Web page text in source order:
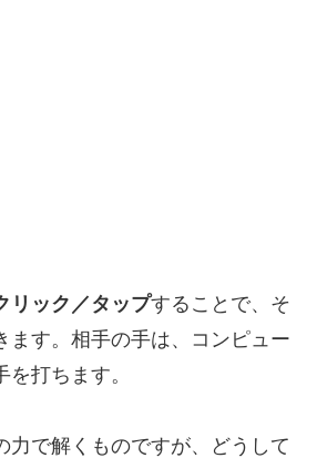
リック／タップすることで、そ
ます。相手の手は、コンピュー
打ちます。
力で解くものですが、どうして